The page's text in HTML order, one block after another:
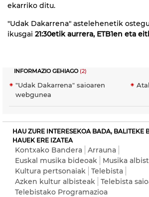
ekarriko ditu.
"Udak Dakarrena" astelehenetik
ikusgai 21:30etik aurrera, ETB1en eta
INFORMAZIO GEHIAGO(2)
"Udak Dakarrena" saioaren
webgunea
HAU ZURE INTERESEKOA BADA, BALITEKE
HAUEK ERE IZATEA
Kontxako Bandera
Arrauna
Euskal musika bideoak
Musika
Kultura pertsonaiak
Telebista
Azken kultur albisteak
Telebista
Telebistako Programazioa